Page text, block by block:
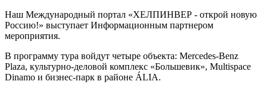
Наш Международный портал «ХЕЛПИНВЕР - открой новую
Россию!» выступает Информационным партнером
мероприятия.
В программу тура войдут четыре объекта: Mercedes-Benz
Plaza, культурно-деловой комплекс «Большевик», Multispace
Dinamo и бизнес-парк в районе ÁLIA.